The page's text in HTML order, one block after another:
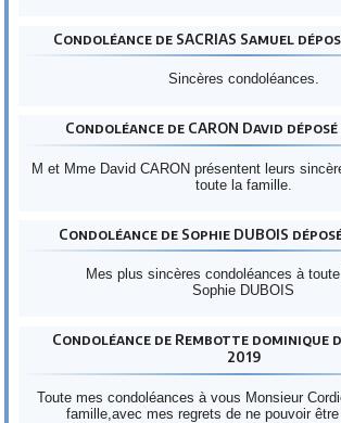
Condoléance de SACRIAS Samuel
Sincères condoléances.
Condoléance de CARON David
M et Mme David CARON présentent leurs
toute la famille.
Condoléance de Sophie DUBOIS
Mes plus sincères condoléances à
Sophie DUBOIS
Condoléance de Rembotte dominique
2019
Toute mes condoléances à vous Monsieur
famille,avec mes regrets de ne pouvoir